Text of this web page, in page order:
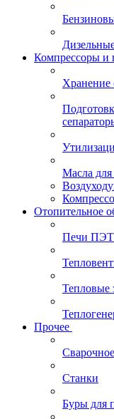
Компрессоры и
Хранение
Масла для
Отопительное
Печи ПЭТ
Тепловые
Прочее
Станки
Буры для